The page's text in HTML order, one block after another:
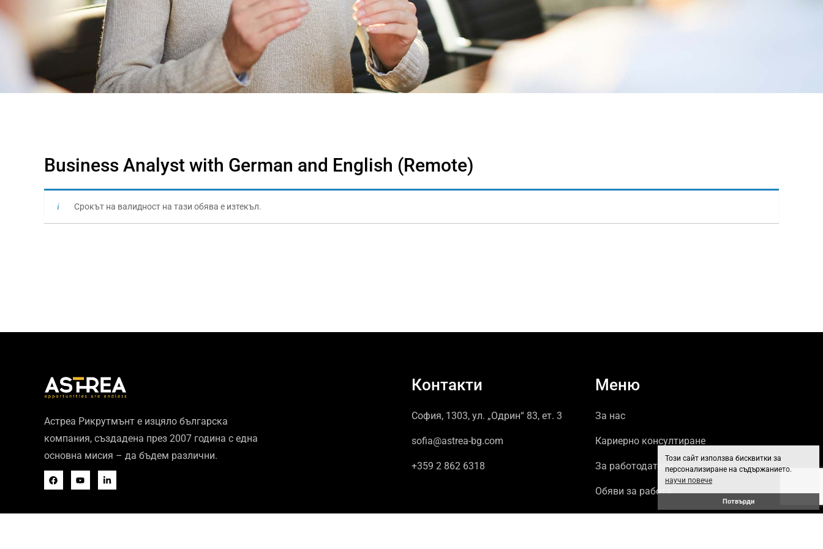
Този сайт използва бисквитки за
персонализиране на съдържанието.
научи повече
Потвърди
Business Analyst with German and English (Remote)
Срокът на валидност на тази обява е изтекъл.
Астреа Рикрутмънт е изцяло българска
компания, създадена през 2007 година с една
основна мисия – да бъдем различни.
Контакти
София, 1303, ул. „Одрин“ 83, ет. 3
sofia@astrea-bg.com
+359 2 862 6318
Меню
За нас
Кариерно консултиране
За работодатели
Обяви за работа